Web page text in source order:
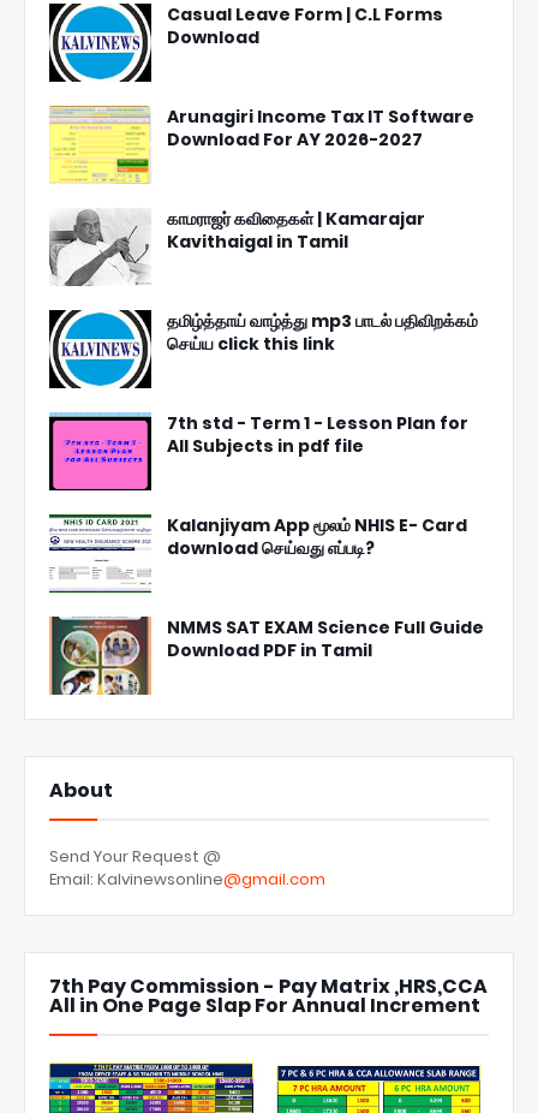
Casual Leave Form | C.L Forms
Download
Arunagiri Income Tax IT Software
Download For AY 2026-2027
காமராஜர் கவிதைகள் | Kamarajar
Kavithaigal in Tamil
தமிழ்த்தாய் வாழ்த்து mp3 பாடல் பதிவிறக்கம்
செய்ய click this link
7th std - Term 1 - Lesson Plan for
All Subjects in pdf file
Kalanjiyam App மூலம் NHIS E- Card
download செய்வது எப்படி?
NMMS SAT EXAM Science Full Guide
Download PDF in Tamil
About
Send Your Request @
Email: Kalvinewsonline@gmail.com
7th Pay Commission - Pay Matrix ,HRS,CCA
All in One Page Slap For Annual Increment